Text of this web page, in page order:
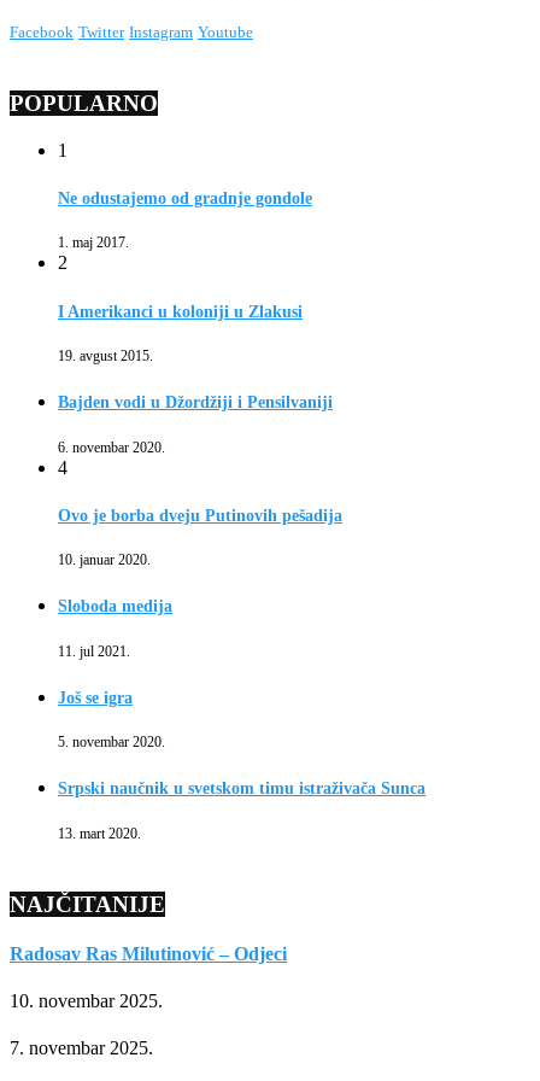
Facebook Twitter Instagram Youtube
POPULARNO
1
Ne odustajemo od gradnje gondole
1. maj 2017.
2
I Amerikanci u koloniji u Zlakusi
19. avgust 2015.
Bajden vodi u Džordžiji i Pensilvaniji
6. novembar 2020.
4
Ovo je borba dveju Putinovih pešadija
10. januar 2020.
Sloboda medija
11. jul 2021.
Još se igra
5. novembar 2020.
Srpski naučnik u svetskom timu istraživača Sunca
13. mart 2020.
NAJČITANIJE
Radosav Ras Milutinović – Odjeci
10. novembar 2025.
7. novembar 2025.